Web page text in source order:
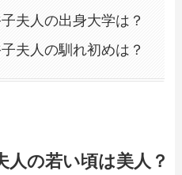
夫人の出身大学は？
夫人の馴れ初めは？
人の若い頃は美人？